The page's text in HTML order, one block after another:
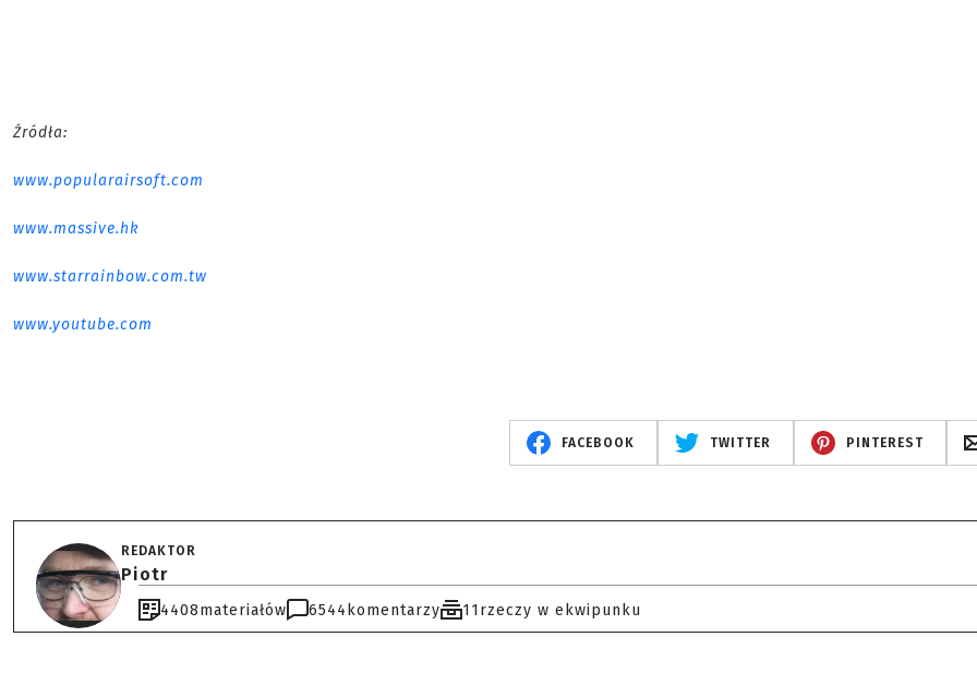
Źródła:
www.popularairsoft.com
www.massive.hk
www.starrainbow.com.tw
www.youtube.com
FACEBOOK TWITTER PINTEREST
REDAKTOR
Piotr
4408materiałów 6544 komentarzy 11rzeczy w ekwipunku